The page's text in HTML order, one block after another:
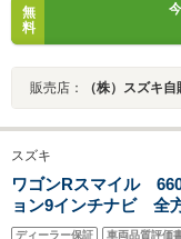
無
料
販売店： （株）スズキ
スズキ
ワゴンRスマイル
ョン9インチナビ
電動スライドドア
ディーラー保証 車両品質評価